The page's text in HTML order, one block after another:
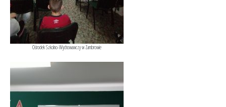
Ośrodek Szkolno-Wychowawczy w Zambrowie